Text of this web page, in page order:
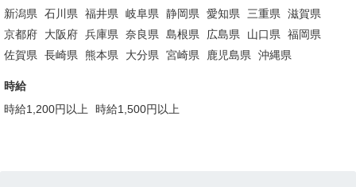
新潟県
石川県 福井県 岐阜県 静岡県 愛知県 三重県
滋賀県
京都府
大阪府 兵庫県 奈良県 島根県 広島県 山口県
福岡県
佐賀県
長崎県 熊本県 大分県 宮崎県 鹿児島県 沖縄県
時給
時給1,200円以上
時給1,500円以上